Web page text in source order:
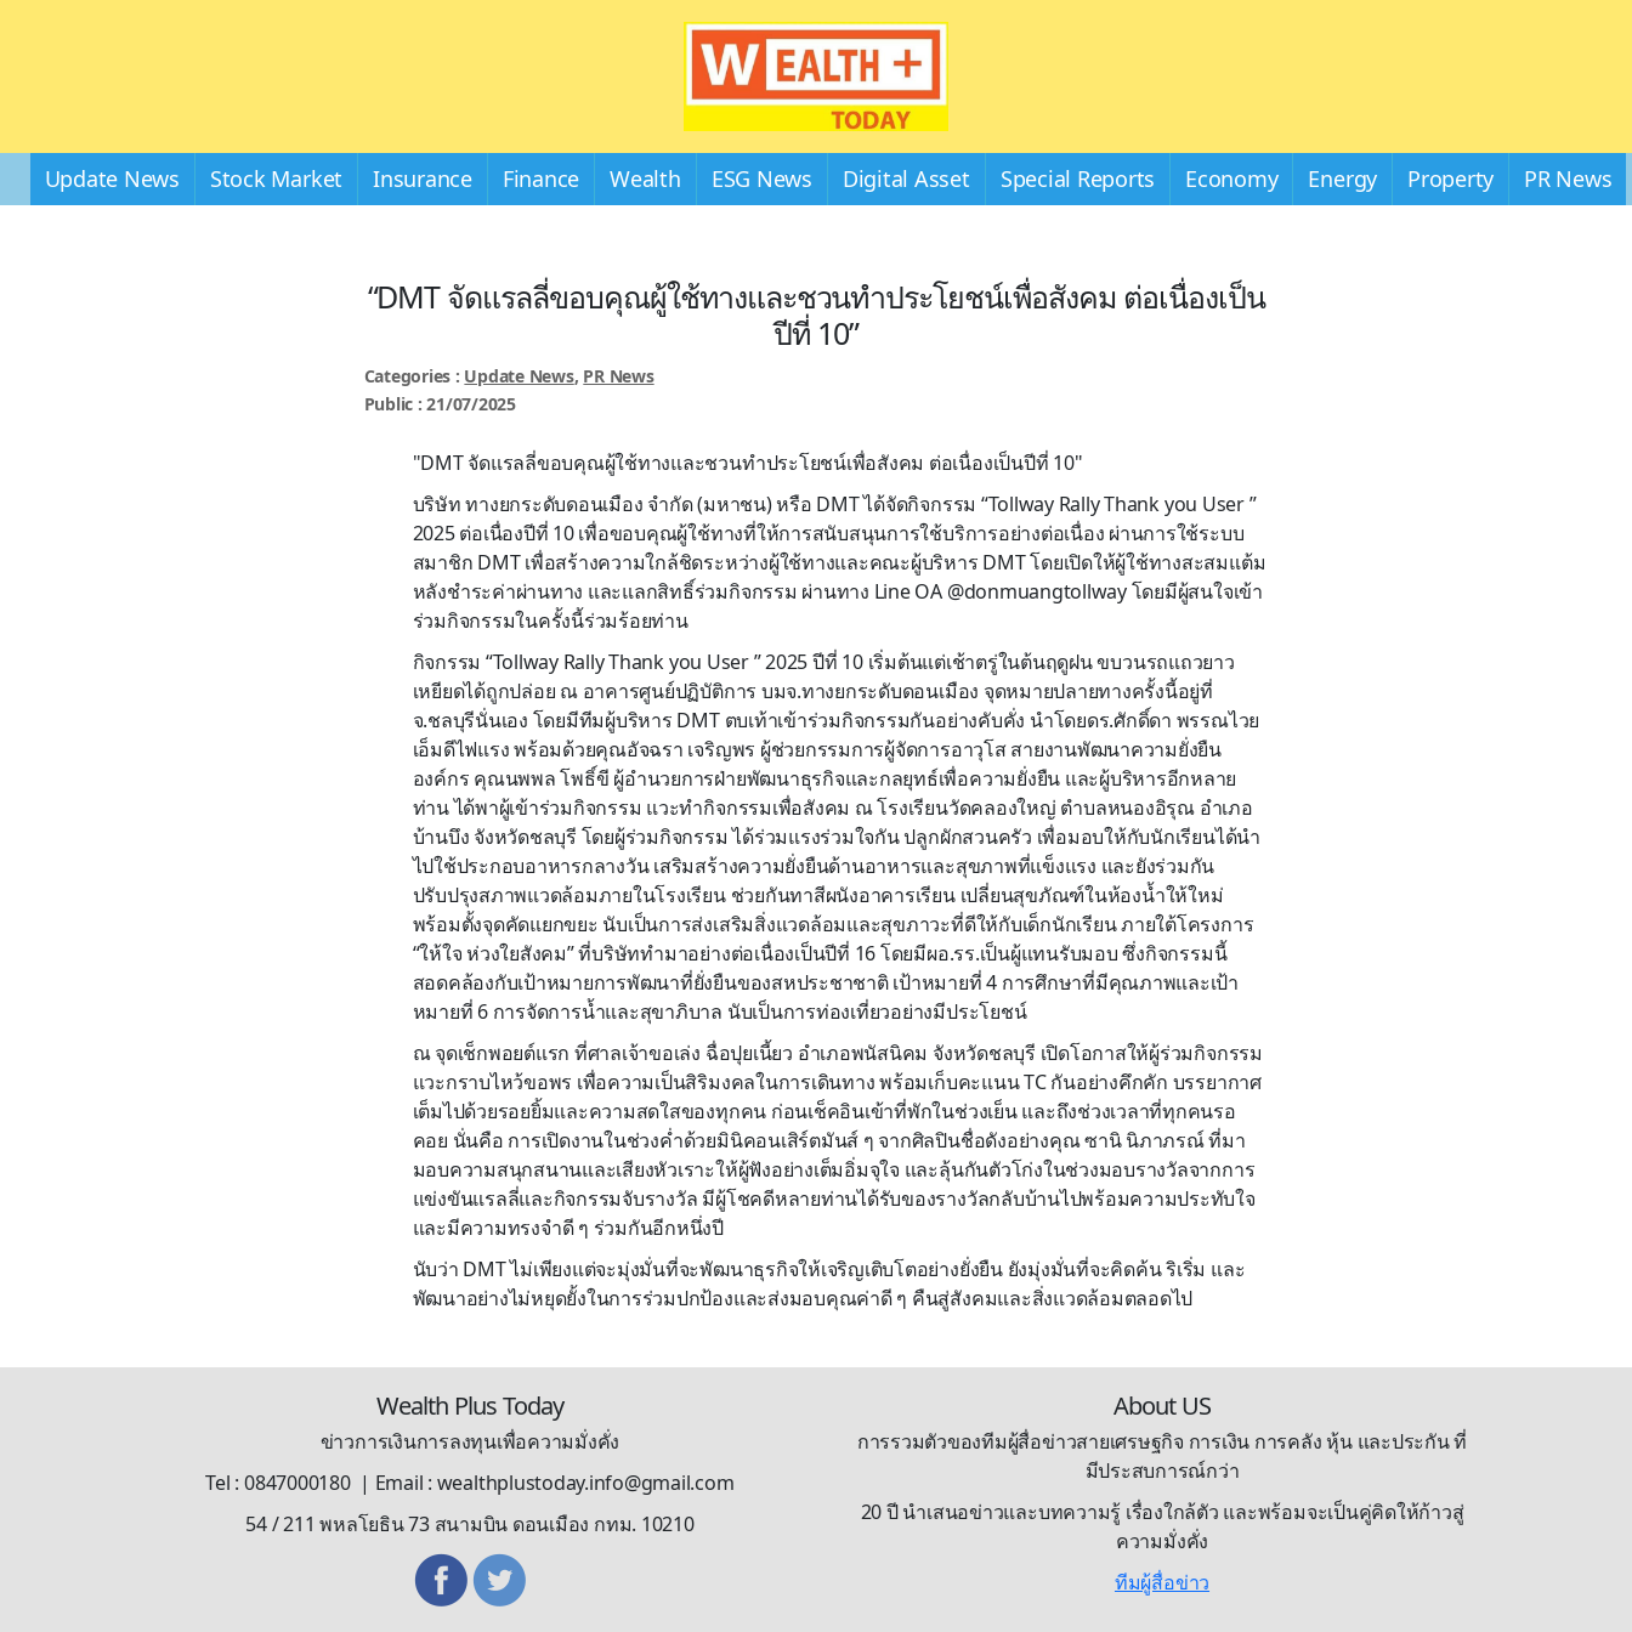
Update News Stock Market Insurance Finance Wealth ESG News Digital Asset Special Reports Economy Energy Property PR News
“DMT จัดแรลลี่ขอบคุณผู้ใช้ทางและชวนทำประโยชน์เพื่อสังคม ต่อเนื่องเป็น
ปีที่ 10”
Categories : Update News, PR News
Public : 21/07/2025
"DMT จัดแรลลี่ขอบคุณผู้ใช้ทางและชวนทำประโยชน์เพื่อสังคม ต่อเนื่องเป็นปีที่ 10"
บริษัท ทางยกระดับดอนเมือง จำกัด (มหาชน) หรือ DMT ได้จัดกิจกรรม “Tollway Rally Thank you User ”
2025 ต่อเนื่องปีที่ 10 เพื่อขอบคุณผู้ใช้ทางที่ให้การสนับสนุนการใช้บริการอย่างต่อเนื่อง ผ่านการใช้ระบบ
สมาชิก DMT เพื่อสร้างความใกล้ชิดระหว่างผู้ใช้ทางและคณะผู้บริหาร DMT โดยเปิดให้ผู้ใช้ทางสะสมแต้ม
หลังชำระค่าผ่านทาง และแลกสิทธิ์ร่วมกิจกรรม ผ่านทาง Line OA @donmuangtollway โดยมีผู้สนใจเข้า
ร่วมกิจกรรมในครั้งนี้ร่วมร้อยท่าน
กิจกรรม “Tollway Rally Thank you User ” 2025 ปีที่ 10 เริ่มต้นแต่เช้าตรู่ในต้นฤดูฝน ขบวนรถแถวยาว
เหยียดได้ถูกปล่อย ณ อาคารศูนย์ปฏิบัติการ บมจ.ทางยกระดับดอนเมือง จุดหมายปลายทางครั้งนี้อยู่ที่
จ.ชลบุรีนั่นเอง โดยมีทีมผู้บริหาร DMT ตบเท้าเข้าร่วมกิจกรรมกันอย่างคับคั่ง นำโดยดร.ศักดิ์ดา พรรณไวย
เอ็มดีไฟแรง พร้อมด้วยคุณอัจฉรา เจริญพร ผู้ช่วยกรรมการผู้จัดการอาวุโส สายงานพัฒนาความยั่งยืน
องค์กร คุณนพพล โพธิ์ขี ผู้อำนวยการฝ่ายพัฒนาธุรกิจและกลยุทธ์เพื่อความยั่งยืน และผู้บริหารอีกหลาย
ท่าน ได้พาผู้เข้าร่วมกิจกรรม แวะทำกิจกรรมเพื่อสังคม ณ โรงเรียนวัดคลองใหญ่ ตำบลหนองอิรุณ อำเภอ
บ้านบึง จังหวัดชลบุรี โดยผู้ร่วมกิจกรรม ได้ร่วมแรงร่วมใจกัน ปลูกผักสวนครัว เพื่อมอบให้กับนักเรียนได้นำ
ไปใช้ประกอบอาหารกลางวัน เสริมสร้างความยั่งยืนด้านอาหารและสุขภาพที่แข็งแรง และยังร่วมกัน
ปรับปรุงสภาพแวดล้อมภายในโรงเรียน ช่วยกันทาสีผนังอาคารเรียน เปลี่ยนสุขภัณฑ์ในห้องน้ำให้ใหม่
พร้อมตั้งจุดคัดแยกขยะ นับเป็นการส่งเสริมสิ่งแวดล้อมและสุขภาวะที่ดีให้กับเด็กนักเรียน ภายใต้โครงการ
“ให้ใจ ห่วงใยสังคม” ที่บริษัททำมาอย่างต่อเนื่องเป็นปีที่ 16 โดยมีผอ.รร.เป็นผู้แทนรับมอบ ซึ่งกิจกรรมนี้
สอดคล้องกับเป้าหมายการพัฒนาที่ยั่งยืนของสหประชาชาติ เป้าหมายที่ 4 การศึกษาที่มีคุณภาพและเป้า
หมายที่ 6 การจัดการน้ำและสุขาภิบาล นับเป็นการท่องเที่ยวอย่างมีประโยชน์
ณ จุดเช็กพอยต์แรก ที่ศาลเจ้าขอเล่ง ฉื่อปุยเนี้ยว อำเภอพนัสนิคม จังหวัดชลบุรี เปิดโอกาสให้ผู้ร่วมกิจกรรม
แวะกราบไหว้ขอพร เพื่อความเป็นสิริมงคลในการเดินทาง พร้อมเก็บคะแนน TC กันอย่างคึกคัก บรรยากาศ
เต็มไปด้วยรอยยิ้มและความสดใสของทุกคน ก่อนเช็คอินเข้าที่พักในช่วงเย็น และถึงช่วงเวลาที่ทุกคนรอ
คอย นั่นคือ การเปิดงานในช่วงค่ำด้วยมินิคอนเสิร์ตมันส์ ๆ จากศิลปินชื่อดังอย่างคุณ ซานิ นิภาภรณ์ ที่มา
มอบความสนุกสนานและเสียงหัวเราะให้ผู้ฟังอย่างเต็มอิ่มจุใจ และลุ้นกันตัวโก่งในช่วงมอบรางวัลจากการ
แข่งขันแรลลี่และกิจกรรมจับรางวัล มีผู้โชคดีหลายท่านได้รับของรางวัลกลับบ้านไปพร้อมความประทับใจ
และมีความทรงจำดี ๆ ร่วมกันอีกหนึ่งปี
นับว่า DMT ไม่เพียงแต่จะมุ่งมั่นที่จะพัฒนาธุรกิจให้เจริญเติบโตอย่างยั่งยืน ยังมุ่งมั่นที่จะคิดค้น ริเริ่ม และ
พัฒนาอย่างไม่หยุดยั้งในการร่วมปกป้องและส่งมอบคุณค่าดี ๆ คืนสู่สังคมและสิ่งแวดล้อมตลอดไป
Wealth Plus Today
ข่าวการเงินการลงทุนเพื่อความมั่งคั่ง
Tel : 0847000180 | Email : wealthplustoday.info@gmail.com
54 / 211 พหลโยธิน 73 สนามบิน ดอนเมือง กทม. 10210
About US
การรวมตัวของทีมผู้สื่อข่าวสายเศรษฐกิจ การเงิน การคลัง หุ้น และประกัน ที่
มีประสบการณ์กว่า
20 ปี นำเสนอข่าวและบทความรู้ เรื่องใกล้ตัว และพร้อมจะเป็นคู่คิดให้ก้าวสู่
ความมั่งคั่ง
ทีมผู้สื่อข่าว